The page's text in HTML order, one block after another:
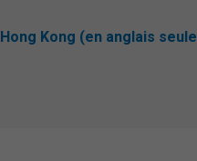
Hong Kong (en anglais